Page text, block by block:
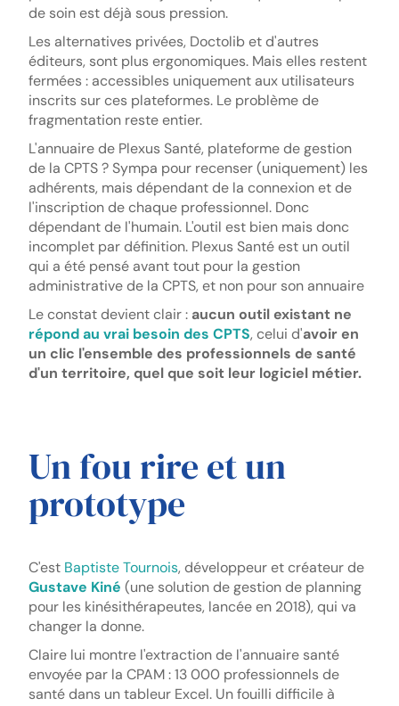
de soin est déjà sous pression.
Les alternatives privées, Doctolib et d'autres
éditeurs, sont plus ergonomiques. Mais elles restent
fermées : accessibles uniquement aux utilisateurs
inscrits sur ces plateformes. Le problème de
fragmentation reste entier.
L'annuaire de Plexus Santé, plateforme de gestion
de la CPTS ? Sympa pour recenser (uniquement) les
adhérents, mais dépendant de la connexion et de
l'inscription de chaque professionnel. Donc
dépendant de l'humain. L'outil est bien mais donc
incomplet par définition. Plexus Santé est un outil
qui a été pensé avant tout pour la gestion
administrative de la CPTS, et non pour son annuaire
Le constat devient clair : aucun outil existant ne
répond au vrai besoin des CPTS, celui d'avoir en
un clic l'ensemble des professionnels de santé
d'un territoire, quel que soit leur logiciel métier.
Un fou rire et un
prototype
C'est Baptiste Tournois, développeur et créateur de
Gustave Kiné (une solution de gestion de planning
pour les kinésithérapeutes, lancée en 2018), qui va
changer la donne.
Claire lui montre l'extraction de l'annuaire santé
envoyée par la CPAM : 13 000 professionnels de
santé dans un tableur Excel. Un fouilli difficile à